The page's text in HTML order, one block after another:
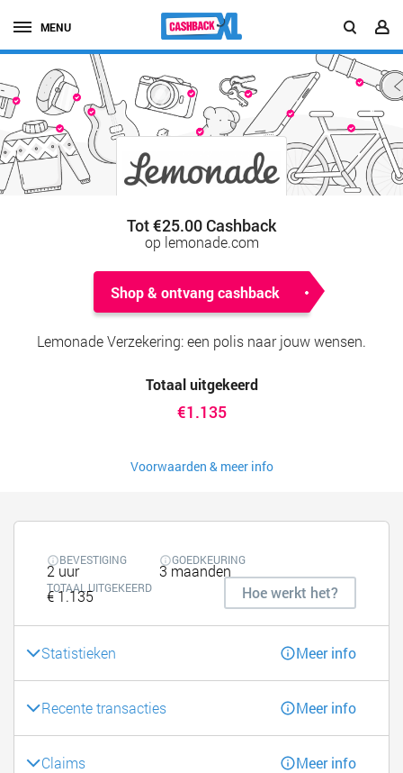
MENU
Tot €25.00 Cashback
op lemonade.com
Shop & ontvang cashback
Lemonade Verzekering: een polis naar jouw wensen.
Totaal uitgekeerd
€1.135
Voorwaarden & meer info
BEVESTIGING
2 uur
GOEDKEURING
3 maanden
TOTAAL UITGEKEERD
€ 1.135 Hoe werkt het?
Statistieken Meer info
Recente transacties Meer info
Claims Meer info